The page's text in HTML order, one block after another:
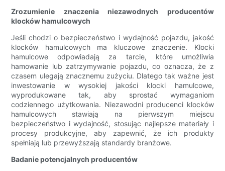
Zrozumienie znaczenia niezawodnych producentów
klocków hamulcowych
Jeśli chodzi o bezpieczeństwo i wydajność pojazdu, jakość
klocków hamulcowych ma kluczowe znaczenie. Klocki
hamulcowe odpowiadają za tarcie, które umożliwia
hamowanie lub zatrzymywanie pojazdu, co oznacza, że ​​z
czasem ulegają znacznemu zużyciu. Dlatego tak ważne jest
inwestowanie w wysokiej jakości klocki hamulcowe,
wyprodukowane tak, aby sprostać wymaganiom
codziennego użytkowania. Niezawodni producenci klocków
hamulcowych stawiają na pierwszym miejscu
bezpieczeństwo i wydajność, stosując najlepsze materiały i
procesy produkcyjne, aby zapewnić, że ich produkty
spełniają lub przewyższają standardy branżowe.
Badanie potencjalnych producentów